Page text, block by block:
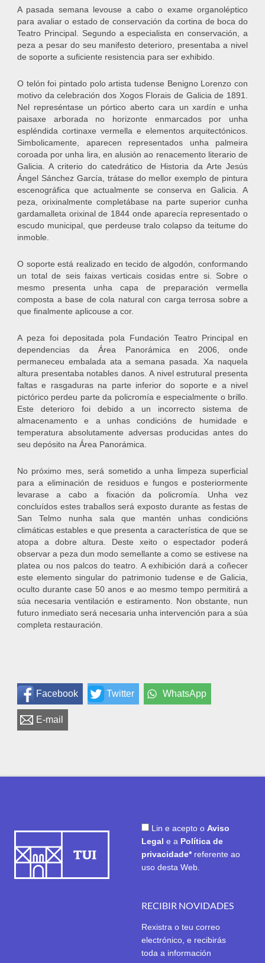
A pasada semana levouse a cabo o exame organoléptico
para avaliar o estado de conservación da cortina de boca do
Teatro Principal. Segundo a especialista en conservación, a
peza a pesar do seu manifesto deterioro, presentaba a nivel
de soporte a suficiente resistencia para ser exhibido.
O telón foi pintado polo artista tudense Benigno Lorenzo con
motivo da celebración dos Xogos Florais de Galicia de 1891.
Nel represéntase un pórtico aberto cara un xardín e unha
paisaxe arborada no horizonte enmarcados por unha
espléndida cortinaxe vermella e elementos arquitectónicos.
Simbolicamente, aparecen representados unha palmeira
coroada por unha lira, en alusión ao renacemento literario de
Galicia. A criterio do catedrático de Historia da Arte Jesús
Ángel Sánchez García, trátase do mellor exemplo de pintura
escenográfica que actualmente se conserva en Galicia. A
peza, orixinalmente completábase na parte superior cunha
gardamalleta orixinal de 1844 onde aparecía representado o
escudo municipal, que perdeuse tralo colapso da teitume do
inmoble.
O soporte está realizado en tecido de algodón, conformando
un total de seis faixas verticais cosidas entre si. Sobre o
mesmo presenta unha capa de preparación vermella
composta a base de cola natural con carga terrosa sobre a
que finalmente aplicouse a cor.
A peza foi depositada pola Fundación Teatro Principal en
dependencias da Área Panorámica en 2006, onde
permaneceu embalada ata a semana pasada. Xa naquela
altura presentaba notables danos. A nivel estrutural presenta
faltas e rasgaduras na parte inferior do soporte e a nivel
pictórico perdeu parte da policromía e especialmente o brillo.
Este deterioro foi debido a un incorrecto sistema de
almacenamento e a unhas condicións de humidade e
temperatura absolutamente adversas producidas antes do
seu depósito na Área Panorámica.
No próximo mes, será sometido a unha limpeza superficial
para a eliminación de residuos e fungos e posteriormente
levarase a cabo a fixación da policromía. Unha vez
concluídos estes traballos será exposto durante as festas de
San Telmo nunha sala que mantén unhas condicións
climáticas estables e que presenta a característica de que se
atopa a dobre altura. Deste xeito o espectador poderá
observar a peza dun modo semellante a como se estivese na
platea ou nos palcos do teatro. A exhibición dará a coñecer
este elemento singular do patrimonio tudense e de Galicia,
oculto durante case 50 anos e ao mesmo tempo permitirá a
súa necesaria ventilación e estiramento. Non obstante, nun
futuro inmediato será necesaria unha intervención para a súa
completa restauración.
Facebook Twitter WhatsApp
E-mail
Lin e acepto o Aviso
Legal e a Política de
privacidade* referente ao
uso desta Web.
RECIBIR NOVIDADES
Rexistra o teu correo
electrónico, e recibirás
toda a información